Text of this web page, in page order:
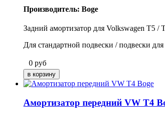
Производитель: Boge
Задний амортизатор для Volkswagen T5 /
Для стандартной подвески / подвески
0 руб
Амортизатор передний VW T4